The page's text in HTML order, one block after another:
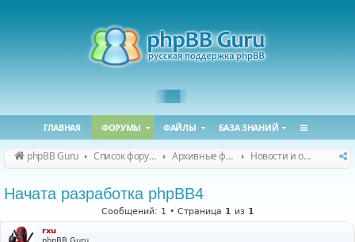
ГЛАВНАЯ ФОРУМЫ ФАЙЛЫ БАЗА ЗНАНИЙ
phpBB Guru Список форумов Архивные форумы Новости и объявления (архив)
Начата разработка phpBB4
Сообщений: 1 • Страница 1 из 1
rxu
phpBB Guru